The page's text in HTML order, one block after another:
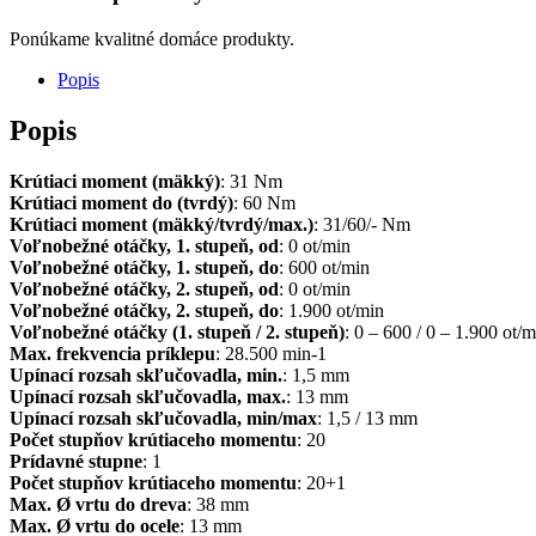
Ponúkame kvalitné domáce produkty.
Popis
Popis
Krútiaci moment (mäkký): 31 Nm
Krútiaci moment do (tvrdý): 60 Nm
Krútiaci moment (mäkký/tvrdý/max.): 31/60/- Nm
Voľnobežné otáčky, 1. stupeň, od: 0 ot/min
Voľnobežné otáčky, 1. stupeň, do: 600 ot/min
Voľnobežné otáčky, 2. stupeň, od: 0 ot/min
Voľnobežné otáčky, 2. stupeň, do: 1.900 ot/min
Voľnobežné otáčky (1. stupeň / 2. stupeň): 0 – 600 / 0 – 1.900 ot/
Max. frekvencia príklepu: 28.500 min-1
Upínací rozsah skľučovadla, min.: 1,5 mm
Upínací rozsah skľučovadla, max.: 13 mm
Upínací rozsah skľučovadla, min/max: 1,5 / 13 mm
Počet stupňov krútiaceho momentu: 20
Prídavné stupne: 1
Počet stupňov krútiaceho momentu: 20+1
Max. Ø vrtu do dreva: 38 mm
Max. Ø vrtu do ocele: 13 mm